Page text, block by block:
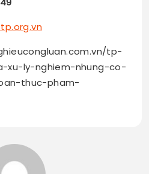
tp-
xu-ly-nghiem-nhung-co-
thuc-pham-